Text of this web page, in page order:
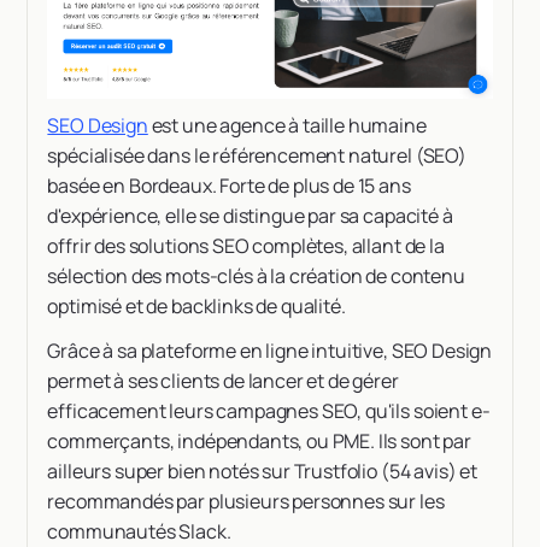
SEO Designest une agence à taille humaine
spécialisée dans le référencement naturel (SEO)
basée en Bordeaux. Forte de plus de 15 ans
d'expérience, elle se distingue par sa capacité à
offrir des solutions SEO complètes, allant de la
sélection des mots-clés à la création de contenu
optimisé et de backlinks de qualité.
Grâce à sa plateforme en ligne intuitive, SEO Design
permet à ses clients de lancer et de gérer
efficacement leurs campagnes SEO, qu'ils soient e-
commerçants, indépendants, ou PME. Ils sont par
ailleurs super bien notés sur Trustfolio (54 avis) et
recommandés par plusieurs personnes sur les
communautés Slack.